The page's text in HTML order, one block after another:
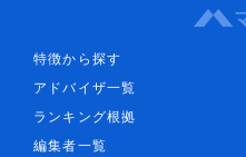
特徴から探す
アドバイザ一覧
ランキング根拠
編集者一覧